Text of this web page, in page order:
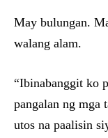
May bulungan.
walang alam.
“Ibinabanggit ko
pangalan ng mga
utos na paalisin